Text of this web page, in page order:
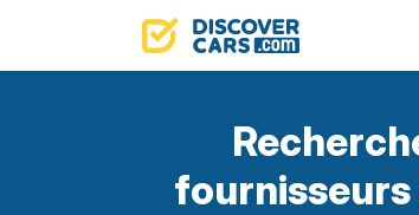
fournisseurs